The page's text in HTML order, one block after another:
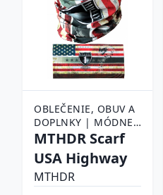
OBLEČENIE, OBUV A
DOPLNKY | MÓDNE
DOPLNKY | ŠATKY,
ŠATKY
MTHDR Scarf
USA Highway
MTHDR